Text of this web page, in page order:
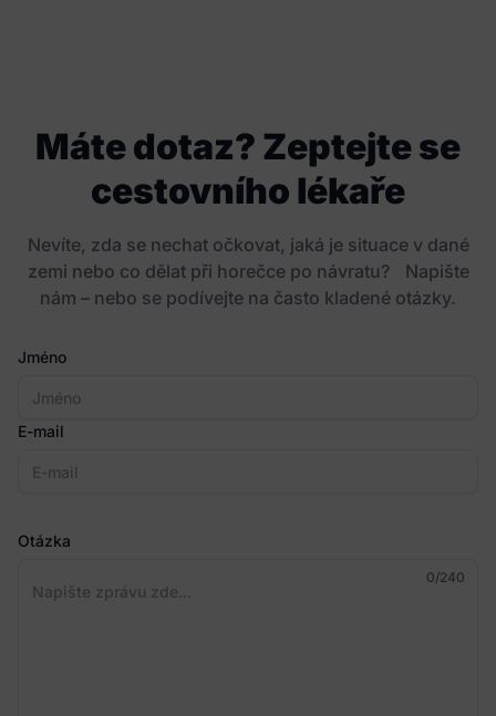
Máte dotaz? Zeptejte se
cestovního lékaře
Nevíte, zda se nechat očkovat, jaká je situace v dané
zemi nebo co dělat při horečce po návratu? Napište
nám – nebo se podívejte na často kladené otázky.
Jméno
E-mail
Otázka
0/240